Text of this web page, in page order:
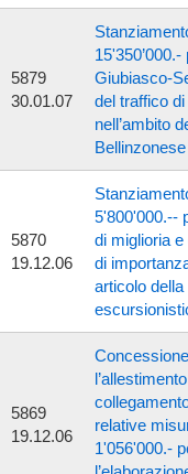
5879
30.01.07
Giubiasco-
del traffico
nell’ambito
5870
19.12.06
5'800'000.--
di miglioria
di
articolo
5869
19.12.06
relative
1'056'000.-